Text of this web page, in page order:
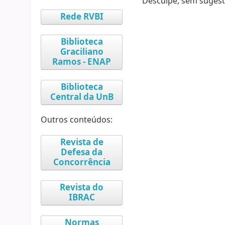
Rede RVBI
Biblioteca
Graciliano
Ramos - ENAP
Biblioteca
Central da UnB
Outros conteúdos:
Revista de
Defesa da
Concorrência
Revista do
IBRAC